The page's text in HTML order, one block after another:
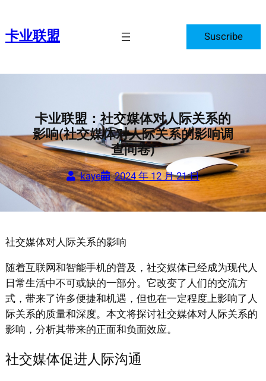
内卡业联盟 Suscribe
卡业联盟：社交媒体对人际关系的
影响(社交媒体对人际关系的影响调
查问卷)
kaye 2024 年 12 月 21 日
社交媒体对人际关系的影响
随着互联网和智能手机的普及，社交媒体已经成为现代人
日常生活中不可或缺的一部分。它改变了人们的交流方
式，带来了许多便捷和机遇，但也在一定程度上影响了人
际关系的质量和深度。本文将探讨社交媒体对人际关系的
影响，分析其带来的正面和负面效应。
社交媒体促进人际沟通